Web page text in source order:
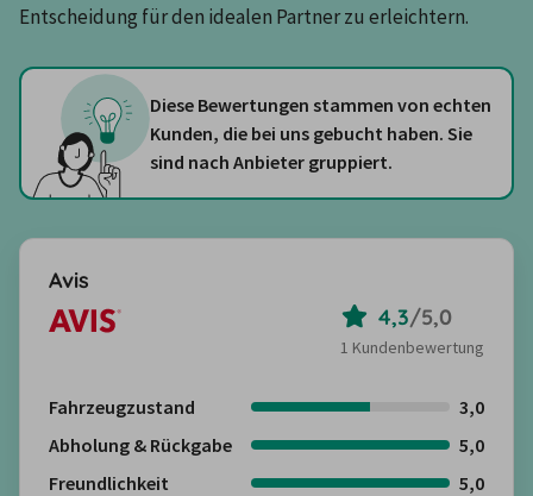
Entscheidung für den idealen Partner zu erleichtern.
Diese Bewertungen stammen von echten
Kunden, die bei uns gebucht haben. Sie
sind nach Anbieter gruppiert.
Avis
4,3/5,0
1 Kundenbewertung
Fahrzeugzustand
3,0
Abholung & Rückgabe
5,0
Freundlichkeit
5,0